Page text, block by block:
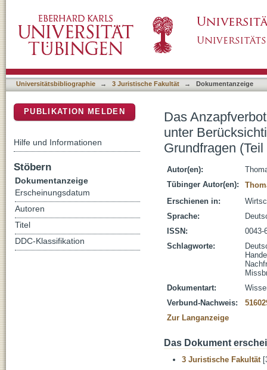
vertikaler Wettbewerbsdynamiken -
Universitätsbibliographie → 3 Juristische Fakultät → Dokumentanzeige
Das
unter
Grundfragen
Autor(en):
Tübinger Autor(en):
Erschienen in:
Sprache:
ISSN:
0043-
Schlagworte:
Dokumentart:
Verbund-Nachweis:
Zur Langanzeige
Das Dokument
3 Juristische Fakultät
PUBLIKATION MELDEN
Hilfe und Informationen
Stöbern
Dokumentanzeige
Erscheinungsdatum
Autoren
Titel
DDC-Klassifikation